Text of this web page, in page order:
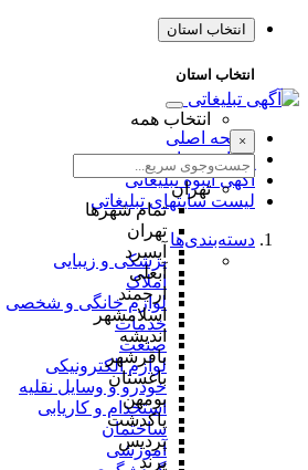
انتخاب استان
انتخاب استان
انتخاب همه
×
تهران
تمام شهر‌ها
تهران
آبسرد
آبعلی
ارجمند
اسلامشهر
اندیشه
باقرشهر
باغستان
بومهن
پاکدشت
پردیس
پرند
صفحه اصلی
طراحی سایت
آگهی انبوه تبلیغاتی
لیست سایتهای تبلیغاتی
دسته‌بندی‌ها
پزشکی و زیبایی
املاک
لوازم خانگی و شخصی
خدمات
صنعت
لوازم الکترونیکی
خودرو و وسایل نقلیه
استخدام و کاریابی
ساختمان
آموزشی